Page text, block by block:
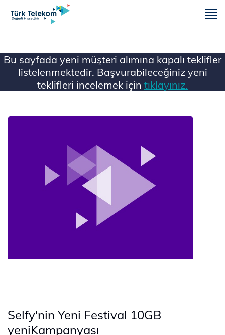
Bu sayfada yeni müşteri alımına kapalı teklifler
listelenmektedir. Başvurabileceğiniz yeni
teklifleri incelemek için tıklayınız.
Ana Sayfa Mobil
Selfy'nin Yeni Festival 10GB
yeniKampanyası